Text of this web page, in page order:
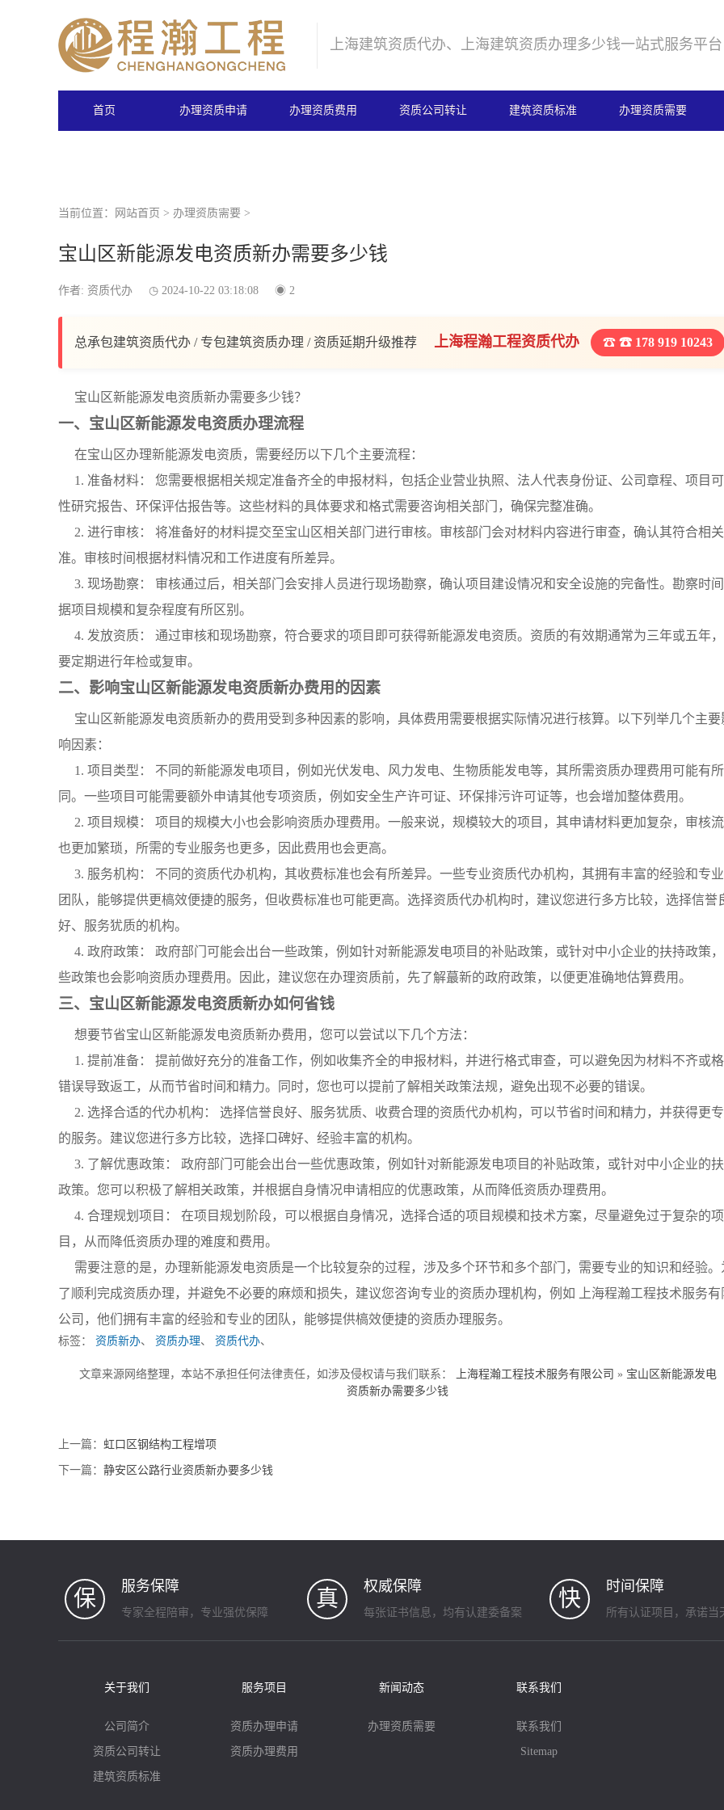
上海建筑资质代办、上海建筑资质办理多少钱一站式服务平台
首页 办理资质申请 办理资质费用 资质公司转让 建筑资质标准 办理资质需要
当前位置： 网站首页 > 办理资质需要 >
宝山区新能源发电资质新办需要多少钱
作者: 资质代办 2024-10-22 03:18:08 2
总承包建筑资质代办 / 专包建筑资质办理 / 资质延期升级推荐 上海程瀚工程资质代办 ☎ 178 919 10243
宝山区新能源发电资质新办需要多少钱？
一、宝山区新能源发电资质办理流程
在宝山区办理新能源发电资质，需要经历以下几个主要流程：
1. 准备材料： 您需要根据相关规定准备齐全的申报材料，包括企业营业执照、法人代表身份证、公司章程、项目
性研究报告、环保评估报告等。这些材料的具体要求和格式需要咨询相关部门，确保完整准确。
2. 进行审核： 将准备好的材料提交至宝山区相关部门进行审核。审核部门会对材料内容进行审查，确认其符合相
准。审核时间根据材料情况和工作进度有所差异。
3. 现场勘察： 审核通过后，相关部门会安排人员进行现场勘察，确认项目建设情况和安全设施的完备性。勘察时
据项目规模和复杂程度有所区别。
4. 发放资质： 通过审核和现场勘察，符合要求的项目即可获得新能源发电资质。资质的有效期通常为三年或五年
要定期进行年检或复审。
二、影响宝山区新能源发电资质新办费用的因素
宝山区新能源发电资质新办的费用受到多种因素的影响，具体费用需要根据实际情况进行核算。以下列举几个主要
响因素：
1. 项目类型： 不同的新能源发电项目，例如光伏发电、风力发电、生物质能发电等，其所需资质办理费用可能有
同。一些项目可能需要额外申请其他专项资质，例如安全生产许可证、环保排污许可证等，也会增加整体费用。
2. 项目规模： 项目的规模大小也会影响资质办理费用。一般来说，规模较大的项目，其申请材料更加复杂，审核
也更加繁琐，所需的专业服务也更多，因此费用也会更高。
3. 服务机构： 不同的资质代办机构，其收费标准也会有所差异。一些专业资质代办机构，其拥有丰富的经验和专
团队，能够提供更槁效便捷的服务，但收费标准也可能更高。选择资质代办机构时，建议您进行多方比较，选择信誉
好、服务犹质的机构。
4. 政府政策： 政府部门可能会出台一些政策，例如针对新能源发电项目的补贴政策，或针对中小企业的扶持政策
些政策也会影响资质办理费用。因此，建议您在办理资质前，先了解蕞新的政府政策，以便更准确地估算费用。
三、宝山区新能源发电资质新办如何省钱
想要节省宝山区新能源发电资质新办费用，您可以尝试以下几个方法：
1. 提前准备： 提前做好充分的准备工作，例如收集齐全的申报材料，并进行格式审查，可以避免因为材料不齐或
错误导致返工，从而节省时间和精力。同时，您也可以提前了解相关政策法规，避免出现不必要的错误。
2. 选择合适的代办机构： 选择信誉良好、服务犹质、收费合理的资质代办机构，可以节省时间和精力，并获得更
的服务。建议您进行多方比较，选择口碑好、经验丰富的机构。
3. 了解优惠政策： 政府部门可能会出台一些优惠政策，例如针对新能源发电项目的补贴政策，或针对中小企业的
政策。您可以积极了解相关政策，并根据自身情况申请相应的优惠政策，从而降低资质办理费用。
4. 合理规划项目： 在项目规划阶段，可以根据自身情况，选择合适的项目规模和技术方案，尽量避免过于复杂的项
目，从而降低资质办理的难度和费用。
需要注意的是，办理新能源发电资质是一个比较复杂的过程，涉及多个环节和多个部门，需要专业的知识和经验。
了顺利完成资质办理，并避免不必要的麻烦和损失，建议您咨询专业的资质办理机构，例如 上海程瀚工程技术服务有
公司，他们拥有丰富的经验和专业的团队，能够提供槁效便捷的资质办理服务。
标签： 资质新办、 资质办理、 资质代办、
文章来源网络整理，本站不承担任何法律责任，如涉及侵权请与我们联系： 上海程瀚工程技术服务有限公司 » 宝山区新能源发电
资质新办需要多少钱
上一篇： 虹口区钢结构工程增项
下一篇： 静安区公路行业资质新办要多少钱
保 服务保障
专家全程陪审，专业强优保障
真 权威保障
每张证书信息，均有认建委备案
快 时间保障
所有认证项目，承诺当
关于我们
公司简介
资质公司转让
建筑资质标准
服务项目
资质办理申请
资质办理费用
新闻动态
办理资质需要
联系我们
联系我们
Sitemap